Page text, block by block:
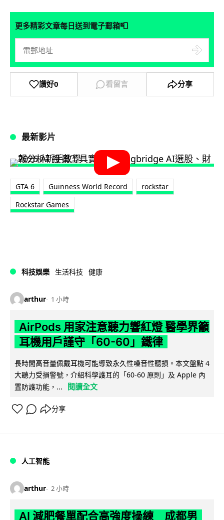
更多精彩文章每日送到電子郵箱📮
讚好0 看留言 分享
最新影片
GTA 6 Guinness World Record
rockstar
Rockstar Games
科技娛樂 生活科技 健康
arthur 1 小時
AirPods 用家注意聽力響紅燈 醫學界籲
耳機用戶謹守「60-60」鐵律
長時間高音量佩戴耳機可能導致永久性噪音性聽損。本文盤點 4
大聽力受損警號，介紹科學護耳的「60-60 原則」及 Apple 內
置防護功能，...
閱讀全文
分享
人工智能
arthur 2 小時
AI 減肥餐單配合高強度操練 成都男